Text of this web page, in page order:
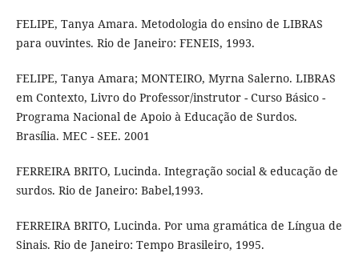
FELIPE, Tanya Amara. Metodologia do ensino de LIBRAS
para ouvintes. Rio de Janeiro: FENEIS, 1993.
FELIPE, Tanya Amara; MONTEIRO, Myrna Salerno. LIBRAS
em Contexto, Livro do Professor/instrutor - Curso Básico -
Programa Nacional de Apoio à Educação de Surdos.
Brasília. MEC - SEE. 2001
FERREIRA BRITO, Lucinda. Integração social & educação de
surdos. Rio de Janeiro: Babel,1993.
FERREIRA BRITO, Lucinda. Por uma gramática de Língua de
Sinais. Rio de Janeiro: Tempo Brasileiro, 1995.